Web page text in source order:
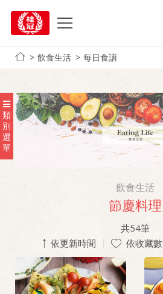
飲食生活 每日食譜
類
別
選
單
飲食生活
節慶料理
共54筆
依更新時間
依收藏數